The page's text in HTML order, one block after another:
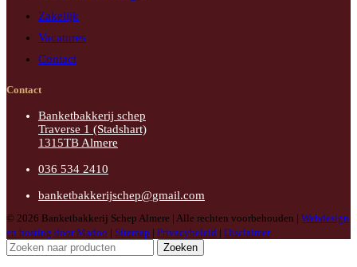
Zakelijk
Vacatures
Contact
Contact
Banketbakkerij schep
Traverse 1 (Stadshart)
1315TB Almere
036 534 2410
banketbakkerijschep@gmail.com
© 2026 Banketbakkerij Schep Almere | Alle rechten voorbehouden | Webdesign
en hosting door Madoo | Sitemap | Privacybeleid | Disclaimer
Zoeken